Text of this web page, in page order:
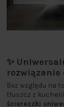
✨
rozwiązanie
Bez względu na
tłuszcz z
ściereczki